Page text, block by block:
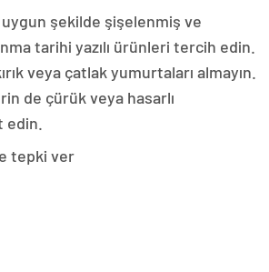
şekilde şişelenmiş ve
tarihi yazılı ürünleri tercih edin.
veya çatlak yumurtaları almayın.
de çürük veya hasarlı
edin.
tepki ver